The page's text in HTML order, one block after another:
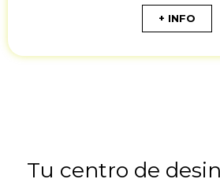
+ INFO
Tu centro de